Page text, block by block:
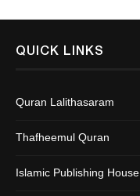
QUICK LINKS
Quran Lalithasaram
Thafheemul Quran
Islamic Publishing House